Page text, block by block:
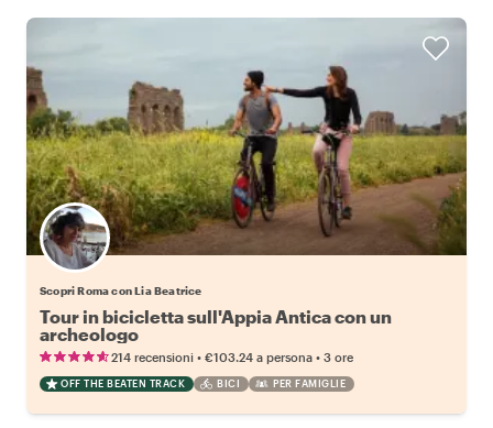
Scopri Roma con Lia Beatrice
Tour in bicicletta sull'Appia Antica con un
archeologo
214 recensioni • €103.24 a persona • 3 ore
OFF THE BEATEN TRACK BICI PER FAMIGLIE